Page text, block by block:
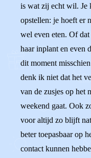
is wat zij echt wil. Je
opstellen: je hoeft er
wel even eten. Of
haar inplant en even
dit moment
denk ik niet dat het
van de zusjes op het
weekend gaat. Ook
voor altijd zo blijft
beter toepasbaar op
contact kunnen